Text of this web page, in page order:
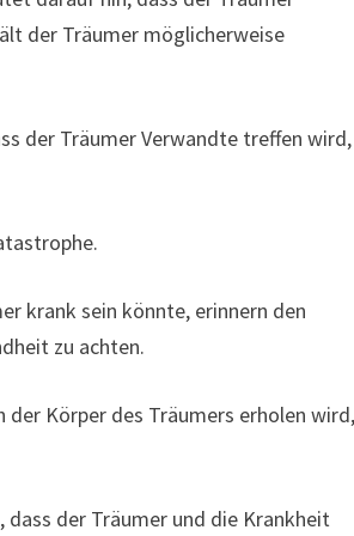
der Träumer möglicherweise
der Träumer Verwandte treffen wird,
krank sein könnte, erinnern den
zu achten.
der Körper des Träumers erholen
der Träumer und die Krankheit